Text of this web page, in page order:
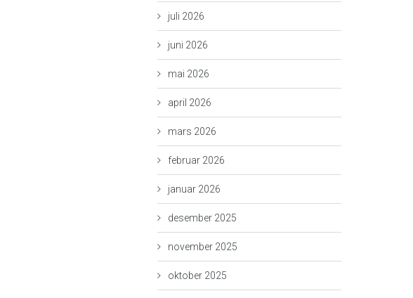
juli 2026
juni 2026
mai 2026
april 2026
mars 2026
februar 2026
januar 2026
desember 2025
november 2025
oktober 2025